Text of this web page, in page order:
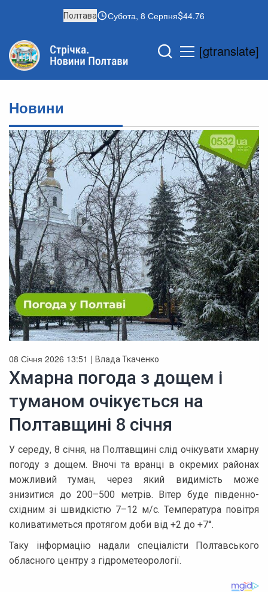
Полтава Субота, 8 Серпня 44.76
[gtranslate]
Новини
08 Січня 2026 13:51 | Влада Ткаченко
Хмарна погода з дощем і
туманом очікується на
Полтавщині 8 січня
У середу, 8 січня, на Полтавщині слід очікувати хмарну
погоду з дощем. Вночі та вранці в окремих районах
можливий туман, через який видимість може
знизитися до 200–500 метрів. Вітер буде південно-
східним зі швидкістю 7–12 м/с. Температура повітря
коливатиметься протягом доби від +2 до +7°.
Таку інформацію надали спеціалісти Полтавського
обласного центру з гідрометеорології.